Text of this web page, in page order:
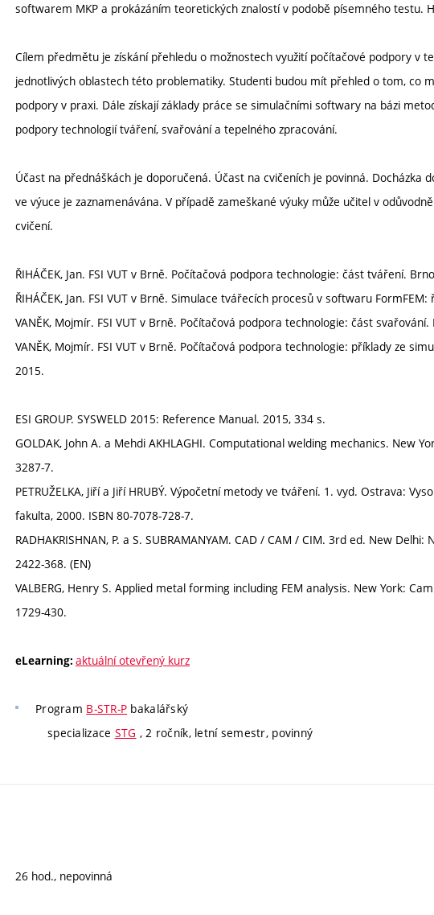
softwarem MKP a prokázáním teoretických znalostí v podobě písemného testu.
Cílem předmětu je získání přehledu o možnostech využití počítačové podpory v
jednotlivých oblastech této problematiky. Studenti budou mít přehled o tom, co
podpory v praxi. Dále získají základy práce se simulačními softwary na bázi
podpory technologií tváření, svařování a tepelného zpracování.
Účast na přednáškách je doporučená. Účast na cvičeních je povinná. Docházka
ve výuce je zaznamenávána. V případě zameškané výuky může učitel v
cvičení.
ŘIHÁČEK, Jan. FSI VUT v Brně. Počítačová podpora technologie: část tváření.
ŘIHÁČEK, Jan. FSI VUT v Brně. Simulace tvářecích procesů v softwaru
VANĚK, Mojmír. FSI VUT v Brně. Počítačová podpora technologie: část svařování.
VANĚK, Mojmír. FSI VUT v Brně. Počítačová podpora technologie: příklady ze
2015.
ESI GROUP. SYSWELD 2015: Reference Manual. 2015, 334 s.
GOLDAK, John A. a Mehdi AKHLAGHI. Computational welding mechanics. New
3287-7.
PETRUŽELKA, Jiří a Jiří HRUBÝ. Výpočetní metody ve tváření. 1. vyd. Ostrava:
fakulta, 2000. ISBN 80-7078-728-7.
RADHAKRISHNAN, P. a S. SUBRAMANYAM. CAD / CAM / CIM. 3rd ed. New
2422-368. (EN)
VALBERG, Henry S. Applied metal forming including FEM analysis. New York:
1729-430.
eLearning: aktuální otevřený kurz
Program B-STR-P bakalářský
specializace STG , 2 ročník, letní semestr, povinný
26 hod., nepovinná